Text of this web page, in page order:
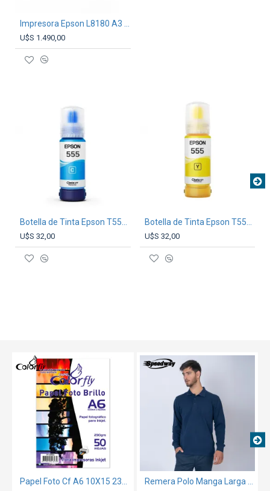
U$S 1.490,00
Botella de Tinta Epson T555 Cyan
U$S 32,00
Botella de Tinta Epson T555 Amarilla
U$S 32,00
TEXTTRANSPARENTETEXTTRANSPARENTE